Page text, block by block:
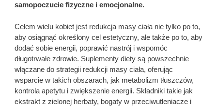
samopoczucie fizyczne i emocjonalne.
Celem wielu kobiet jest redukcja masy ciała nie tylko po to,
aby osiągnąć określony cel estetyczny, ale także po to, aby
dodać sobie energii, poprawić nastrój i wspomóc
długotrwałe zdrowie. Suplementy diety są powszechnie
włączane do strategii redukcji masy ciała, oferując
wsparcie w takich obszarach, jak metabolizm tłuszczów,
kontrola apetytu i zwiększenie energii. Składniki takie jak
ekstrakt z zielonej herbaty, bogaty w przeciwutleniacze i